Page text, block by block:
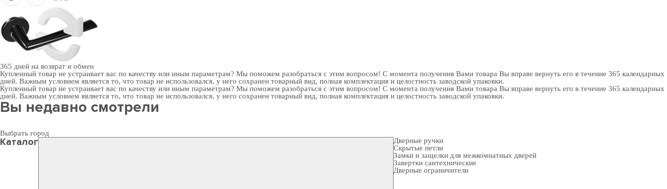
365 дней на возврат и обмен
Купленный товар не устраивает вас по качеству или иным параметрам? Мы поможем разобраться с этим вопросом! С момента получения Вами товара Вы вправе вернуть его в течение 365 календарных
дней. Важным условием является то, что товар не использовался, у него сохранен товарный вид, полная комплектация и целостность заводской упаковки.
Купленный товар не устраивает вас по качеству или иным параметрам? Мы поможем разобраться с этим вопросом! С момента получения Вами товара Вы вправе вернуть его в течение 365 календарных
дней. Важным условием является то, что товар не использовался, у него сохранен товарный вид, полная комплектация и целостность заводской упаковки.
Вы недавно смотрели
Выбрать город
Каталог
Дверные ручки
Скрытые петли
Замки и защелки для межкомнатных дверей
Завертки сантехнические
Дверные ограничители